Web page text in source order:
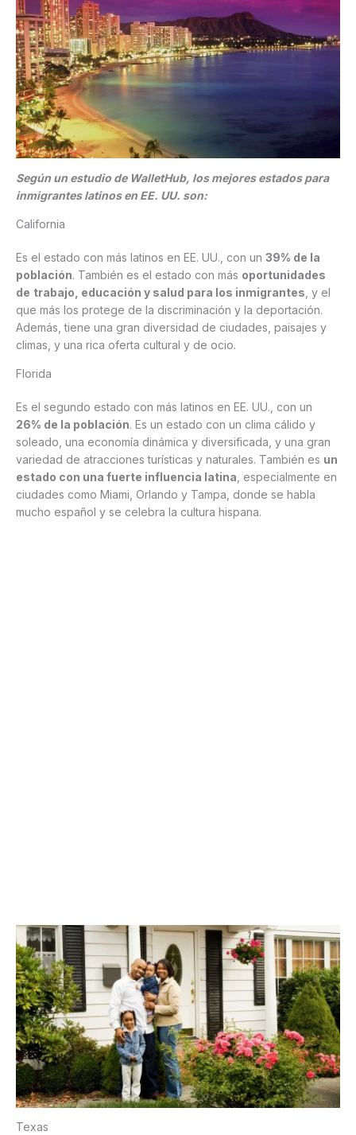
Según un estudio de WalletHub, los mejores estados para
inmigrantes latinos en EE. UU. son:
California
Es el estado con más latinos en EE. UU., con un 39% de la
población. También es el estado con más oportunidades
de trabajo, educación y salud para los inmigrantes , y el
que más los protege de la discriminación y la deportación.
Además, tiene una gran diversidad de ciudades, paisajes y
climas, y una rica oferta cultural y de ocio.
Florida
Es el segundo estado con más latinos en EE. UU., con un
26% de la población. Es un estado con un clima cálido y
soleado, una economía dinámica y diversificada, y una gran
variedad de atracciones turísticas y naturales. También es un
estado con una fuerte influencia latina , especialmente en
ciudades como Miami, Orlando y Tampa, donde se habla
mucho español y se celebra la cultura hispana.
Texas